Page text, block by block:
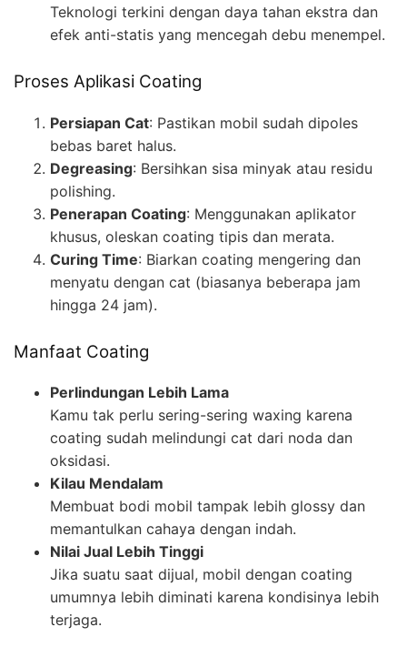
Teknologi terkini dengan daya tahan ekstra dan
efek anti-statis yang mencegah debu menempel.
Proses Aplikasi Coating
Persiapan Cat: Pastikan mobil sudah dipoles
bebas baret halus.
Degreasing: Bersihkan sisa minyak atau residu
polishing.
Penerapan Coating: Menggunakan aplikator
khusus, oleskan coating tipis dan merata.
Curing Time: Biarkan coating mengering dan
menyatu dengan cat (biasanya beberapa jam
hingga 24 jam).
Manfaat Coating
Perlindungan Lebih Lama
Kamu tak perlu sering-sering waxing karena
coating sudah melindungi cat dari noda dan
oksidasi.
Kilau Mendalam
Membuat bodi mobil tampak lebih glossy dan
memantulkan cahaya dengan indah.
Nilai Jual Lebih Tinggi
Jika suatu saat dijual, mobil dengan coating
umumnya lebih diminati karena kondisinya lebih
terjaga.